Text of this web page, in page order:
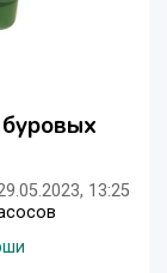
13:25